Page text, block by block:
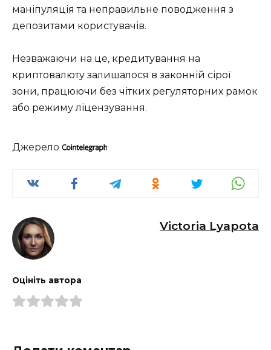
маніпуляція та неправильне поводження з
депозитами користувачів.
Незважаючи на це, кредитування на
криптовалюту залишалося в законній сірої
зони, працюючи без чітких регуляторних рамок
або режиму ліцензування.
Джерело
Victoria Lyapota
Оцініть автора